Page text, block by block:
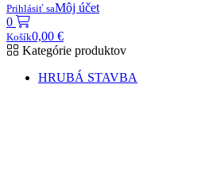
Prihlásiť saMôj účet
0
Košík0,00 €
Kategórie produktov
HRUBÁ STAVBA